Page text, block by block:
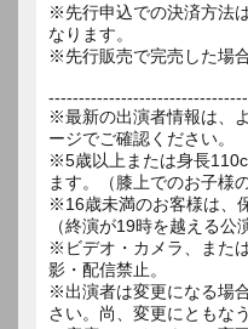
※先行申込での決済方法
なります。
※先行販売で完売した場
※最新の出演者情報は、
ージでご確認ください。
※5歳以上または身長
ます。（膝上でのお子様
※16歳未満のお客様は、
（終演が19時を越える公
※ビデオ・カメラ、また
影・配信禁止。
※出演者は変更になる場
さい。尚、変更にともな